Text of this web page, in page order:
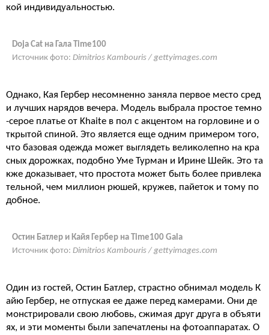
кой индивидуальностью.
Doja Cat на Гала Time100
Источник фото: Dimitrios Kambouris / gettyimages.com
Однако, Кая Гербер несомненно заняла первое место сред
и лучших нарядов вечера. Модель выбрала простое темно
-серое платье от Khaite в пол с акцентом на горловине и о
ткрытой спиной. Это является еще одним примером того,
что базовая одежда может выглядеть великолепно на кра
сных дорожках, подобно Уме Турман и Ирине Шейк. Это та
кже доказывает, что простота может быть более привлека
тельной, чем миллион рюшей, кружев, пайеток и тому по
добное.
Остин Батлер и Кайя Гербер на Time100 Gala
Источник фото: Dimitrios Kambouris / gettyimages.com
Один из гостей, Остин Батлер, страстно обнимал модель К
айю Гербер, не отпуская ее даже перед камерами. Они де
монстрировали свою любовь, сжимая друг друга в объяти
ях, и эти моменты были запечатлены на фотоаппаратах. О